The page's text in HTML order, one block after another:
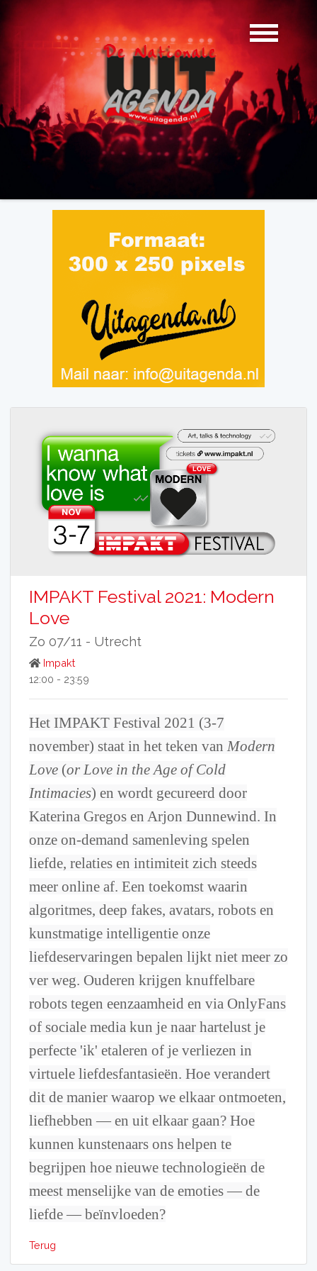
IMPAKT Festival 2021: Modern
Love
Zo 07/11 - Utrecht
Impakt
12:00 - 23:59
Het IMPAKT Festival 2021 (3-7
november) staat in het teken van Modern
Love(or Love in the Age of Cold
Intimacies) en wordt gecureerd door
Katerina Gregos en Arjon Dunnewind. In
onze on-demand samenleving spelen
liefde, relaties en intimiteit zich steeds
meer online af. Een toekomst waarin
algoritmes, deep fakes, avatars, robots en
kunstmatige intelligentie onze
liefdeservaringen bepalen lijkt niet meer zo
ver weg. Ouderen krijgen knuffelbare
robots tegen eenzaamheid en via OnlyFans
of sociale media kun je naar hartelust je
perfecte 'ik' etaleren of je verliezen in
virtuele liefdesfantasieën. Hoe verandert
dit de manier waarop we elkaar ontmoeten,
liefhebben — en uit elkaar gaan? Hoe
kunnen kunstenaars ons helpen te
begrijpen hoe nieuwe technologieën de
meest menselijke van de emoties — de
liefde — beïnvloeden?
Terug